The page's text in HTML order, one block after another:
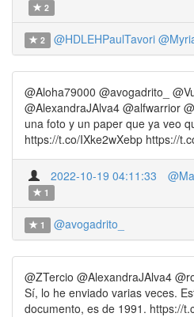
2
2 @HDLEHPaulTavori
@Aloha79000 @avogadrito_
@AlexandraJAlva4 @alfwarrior
una foto y un paper que ya veo
https://t.co/IXke2wXebp https://
2022-10-19 04:11:33
1
1 @avogadrito_
@ZTercio @AlexandraJAlva4
Sí, lo he enviado varias veces.
documento, es de 1991. https://